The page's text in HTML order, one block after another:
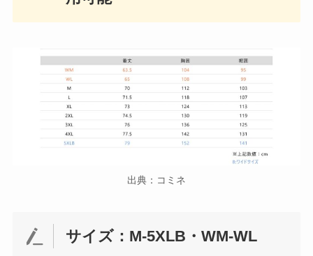
出典：コミネ
サイズ：M-5XLB・WM-WL